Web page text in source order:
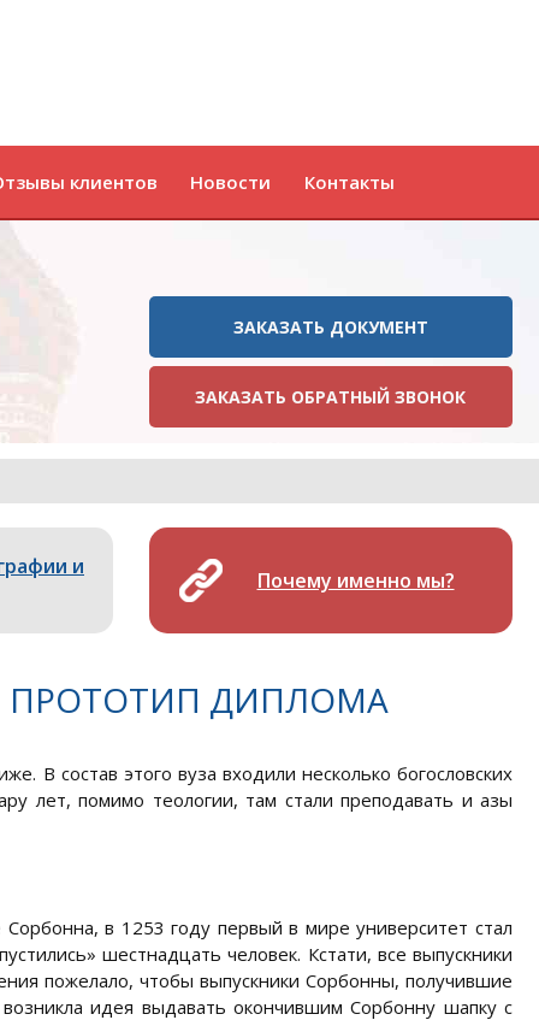
клиентов Новости Контакты
ЗАКАЗАТЬ ДОКУМЕНТ
ЗАКАЗАТЬ ОБРАТНЫЙ ЗВОНОК
и
Почему именно мы?
ПРОТОТИП ДИПЛОМА
В состав этого вуза входили несколько богословских
лет, помимо теологии, там стали преподавать и азы
в 1253 году первый в мире университет стал
шестнадцать человек. Кстати, все выпускники
пожелало, чтобы выпускники Сорбонны, получившие
идея выдавать окончившим Сорбонну шапку с